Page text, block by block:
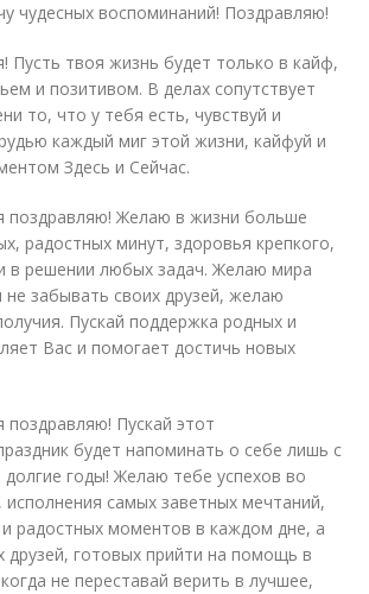
чудесных воспоминаний! Поздравляю!
Пусть твоя жизнь будет только в кайф,
и позитивом. В делах сопутствует
то, что у тебя есть, чувствуй и
каждый миг этой жизни, кайфуй и
Здесь и Сейчас.
поздравляю! Желаю в жизни больше
радостных минут, здоровья крепкого,
в решении любых задач. Желаю мира
не забывать своих друзей, желаю
Пускай поддержка родных и
Вас и помогает достичь новых
Пускай этот
будет напоминать о себе лишь с
годы! Желаю тебе успехов во
исполнения самых заветных мечтаний,
радостных моментов в каждом дне, а
друзей, готовых прийти на помощь в
не переставай верить в лучшее,